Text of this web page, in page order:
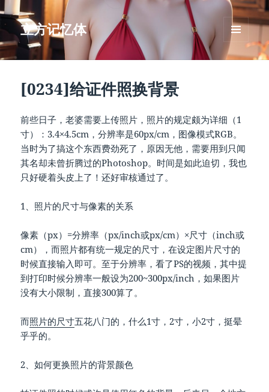
立方记忆体
菜单和
挂件
[0234]给证件照换背景
前些日子，老婆需要上传照片，照片的规定颇为详细（1
寸）：3.4×4.5cm，分辨率是60px/cm，图像模式RGB。
当时为了搞这个东西费劲死了，原因无他，需要用到只闻
其名却未曾折腾过的Photoshop。时间是如此迫切，我也
只好硬着头皮上了！还好审核通过了。
1、照片的尺寸与像素的关系
像素（px）=分辨率（px/inch或px/cm）×尺寸（inch或
cm），而照片都有统一规定的尺寸，在设定图片尺寸的
时候直接输入即可。至于分辨率，看了PS的视频，其中提
到打印时候分辨率一般设为200~300px/inch，如果图片
没有大小限制，直接300算了。
而照片的尺寸五花八门的，什么1寸，2寸，小2寸，挺晕
乎乎的。
2、如何更换照片的背景颜色